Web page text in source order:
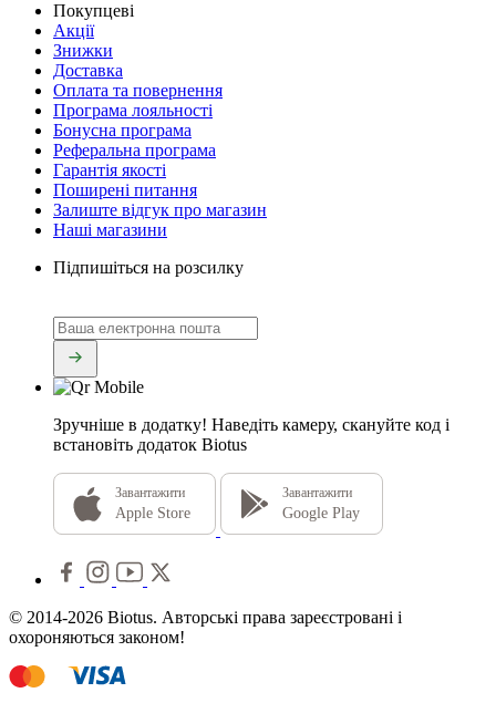
Покупцеві
Акції
Знижки
Доставка
Оплата та повернення
Програма лояльності
Бонусна програма
Реферальна програма
Гарантія якості
Поширені питання
Залиште відгук про магазин
Наші магазини
Підпишіться на розсилку
Зручніше в додатку! Наведіть камеру, скануйте код і
встановіть додаток Biotus
Завантажити
Apple Store
Завантажити
Google Play
© 2014-2026 Biotus. Авторські права зареєстровані і
охороняються законом!